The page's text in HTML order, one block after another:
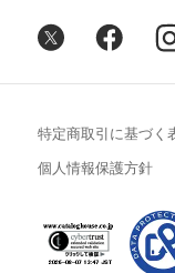
特定商取引に基づく
個人情報保護方針